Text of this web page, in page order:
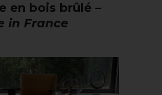
en bois brûlé –
in France